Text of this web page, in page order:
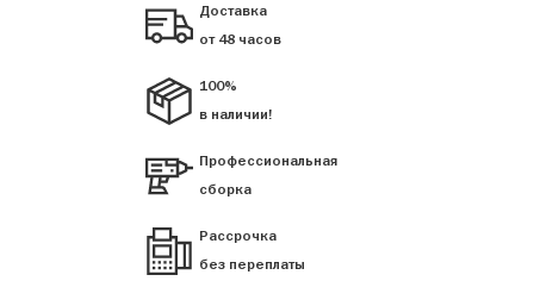
Доставка
от 48 часов
100%
в наличии!
Профессиональная
сборка
Рассрочка
без переплаты